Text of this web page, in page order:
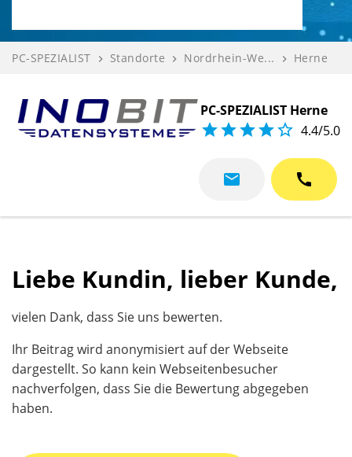
PC-SPEZIALIST navigate_next Standorte navigate_next Nordrhein-We... navigate_next Herne
PC-SPEZIALIST Herne
 4.4/5.0
mail call
Liebe Kundin, lieber Kunde,
vielen Dank, dass Sie uns bewerten.
Ihr Beitrag wird anonymisiert auf der Webseite
dargestellt. So kann kein Webseitenbesucher
nachverfolgen, dass Sie die Bewertung abgegeben
haben.